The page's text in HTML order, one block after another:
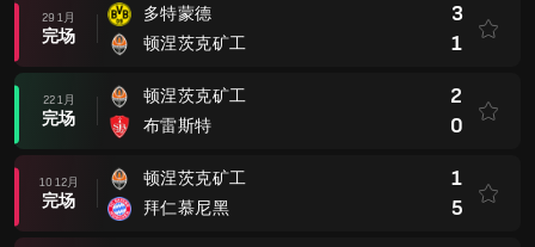
29 1月
完场
多特蒙德
顿涅茨克矿工
3
1
22 1月
完场
顿涅茨克矿工
布雷斯特
2
0
10 12月
完场
顿涅茨克矿工
拜仁慕尼黑
1
5